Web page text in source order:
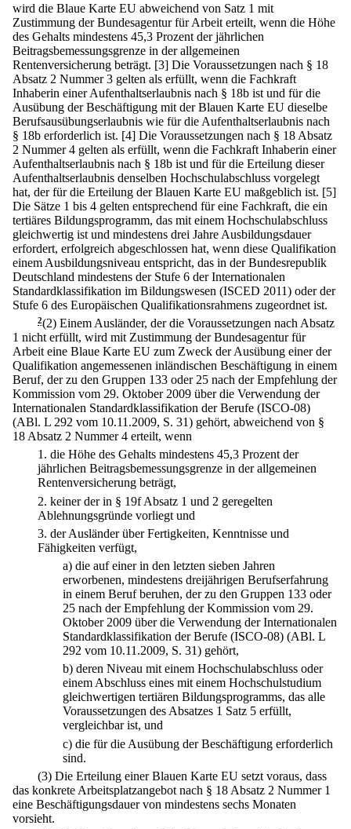
wird die Blaue Karte EU abweichend von Satz 1 mit
Zustimmung der Bundesagentur für Arbeit erteilt, wenn die Höhe
des Gehalts mindestens 45,3 Prozent der jährlichen
Beitragsbemessungsgrenze in der allgemeinen
Rentenversicherung beträgt. [3] Die Voraussetzungen nach § 18
Absatz 2 Nummer 3 gelten als erfüllt, wenn die Fachkraft
Inhaberin einer Aufenthaltserlaubnis nach § 18b ist und für die
Ausübung der Beschäftigung mit der Blauen Karte EU dieselbe
Berufsausübungserlaubnis wie für die Aufenthaltserlaubnis nach
§ 18b erforderlich ist. [4] Die Voraussetzungen nach § 18 Absatz
2 Nummer 4 gelten als erfüllt, wenn die Fachkraft Inhaberin einer
Aufenthaltserlaubnis nach § 18b ist und für die Erteilung dieser
Aufenthaltserlaubnis denselben Hochschulabschluss vorgelegt
hat, der für die Erteilung der Blauen Karte EU maßgeblich ist. [5]
Die Sätze 1 bis 4 gelten entsprechend für eine Fachkraft, die ein
tertiäres Bildungsprogramm, das mit einem Hochschulabschluss
gleichwertig ist und mindestens drei Jahre Ausbildungsdauer
erfordert, erfolgreich abgeschlossen hat, wenn diese Qualifikation
einem Ausbildungsniveau entspricht, das in der Bundesrepublik
Deutschland mindestens der Stufe 6 der Internationalen
Standardklassifikation im Bildungswesen (ISCED 2011) oder der
Stufe 6 des Europäischen Qualifikationsrahmens zugeordnet ist.
2(2) Einem Ausländer, der die Voraussetzungen nach Absatz
1 nicht erfüllt, wird mit Zustimmung der Bundesagentur für
Arbeit eine Blaue Karte EU zum Zweck der Ausübung einer der
Qualifikation angemessenen inländischen Beschäftigung in einem
Beruf, der zu den Gruppen 133 oder 25 nach der Empfehlung der
Kommission vom 29. Oktober 2009 über die Verwendung der
Internationalen Standardklassifikation der Berufe (ISCO-08)
(ABl. L 292 vom 10.11.2009, S. 31) gehört, abweichend von §
18 Absatz 2 Nummer 4 erteilt, wenn
1. die Höhe des Gehalts mindestens 45,3 Prozent der
jährlichen Beitragsbemessungsgrenze in der allgemeinen
Rentenversicherung beträgt,
2. keiner der in § 19f Absatz 1 und 2 geregelten
Ablehnungsgründe vorliegt und
3. der Ausländer über Fertigkeiten, Kenntnisse und
Fähigkeiten verfügt,
a) die auf einer in den letzten sieben Jahren
erworbenen, mindestens dreijährigen Berufserfahrung
in einem Beruf beruhen, der zu den Gruppen 133 oder
25 nach der Empfehlung der Kommission vom 29.
Oktober 2009 über die Verwendung der Internationalen
Standardklassifikation der Berufe (ISCO-08) (ABl. L
292 vom 10.11.2009, S. 31) gehört,
b) deren Niveau mit einem Hochschulabschluss oder
einem Abschluss eines mit einem Hochschulstudium
gleichwertigen tertiären Bildungsprogramms, das alle
Voraussetzungen des Absatzes 1 Satz 5 erfüllt,
vergleichbar ist, und
c) die für die Ausübung der Beschäftigung erforderlich
sind.
(3) Die Erteilung einer Blauen Karte EU setzt voraus, dass
das konkrete Arbeitsplatzangebot nach § 18 Absatz 2 Nummer 1
eine Beschäftigungsdauer von mindestens sechs Monaten
vorsieht.